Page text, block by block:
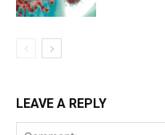
LEAVE A REPLY